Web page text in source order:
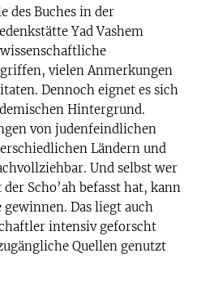
des Buches in der
Yad Vashem
vielen Anmerkungen
Dennoch eignet es sich
Hintergrund.
von judenfeindlichen
Ländern und
Und selbst wer
Scho’ah befasst hat, kann
Das liegt auch
intensiv geforscht
Quellen genutzt